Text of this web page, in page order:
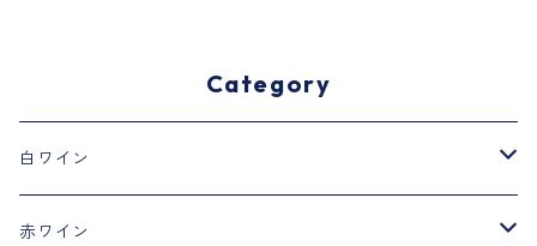
Category
白ワイン
おしゃべりワイン。
赤ワイン